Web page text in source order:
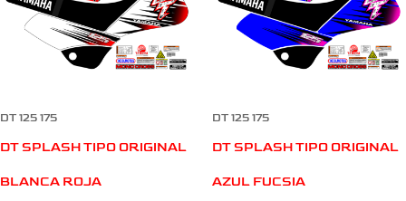
DT 125 175
DT SPLASH TIPO ORIGINAL
BLANCA ROJA
DT 125 175
DT SPLASH TIPO ORIGINAL
AZUL FUCSIA